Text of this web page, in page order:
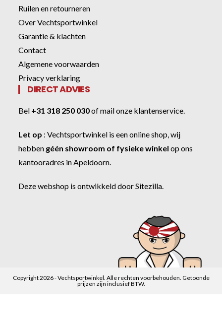
Ruilen en retourneren
Over Vechtsportwinkel
Garantie & klachten
Contact
Algemene voorwaarden
Privacy verklaring
DIRECT ADVIES
Bel +31 318 250 030ofmail onze klantenservice.
Let op :Vechtsportwinkel is een online shop, wij
hebben géén showroom of fysieke winkel op ons
kantooradres in Apeldoorn.
Deze webshop is ontwikkeld doorSitezilla.
Copyright 2026 - Vechtsportwinkel. Alle rechten voorbehouden. Getoonde
prijzen zijn inclusief BTW.